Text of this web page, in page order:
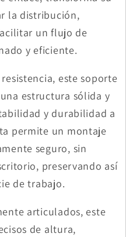
la distribución,
un flujo de
y eficiente.
este soporte
estructura sólida y
y durabilidad a
permite un montaje
seguro, sin
preservando así
de trabajo.
articulados, este
de altura,